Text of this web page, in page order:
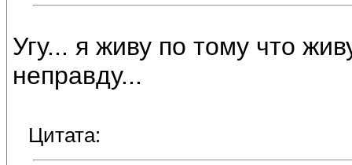
Угу... я живу по тому что
неправду...
Цитата: